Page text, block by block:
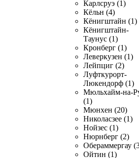
Карлсруэ (1)
Кёльн (4)
Кёнигштайн (1)
Кёнигштайн-
Таунус (1)
Кронберг (1)
Леверкузен (1)
Лейпциг (2)
Луфткурорт-
Люкендорф (1)
Мюльхайм-на-
(1)
Мюнхен (20)
Николасзее (1)
Нойзес (1)
Нюрнберг (2)
Обераммергау
Ойтин (1)